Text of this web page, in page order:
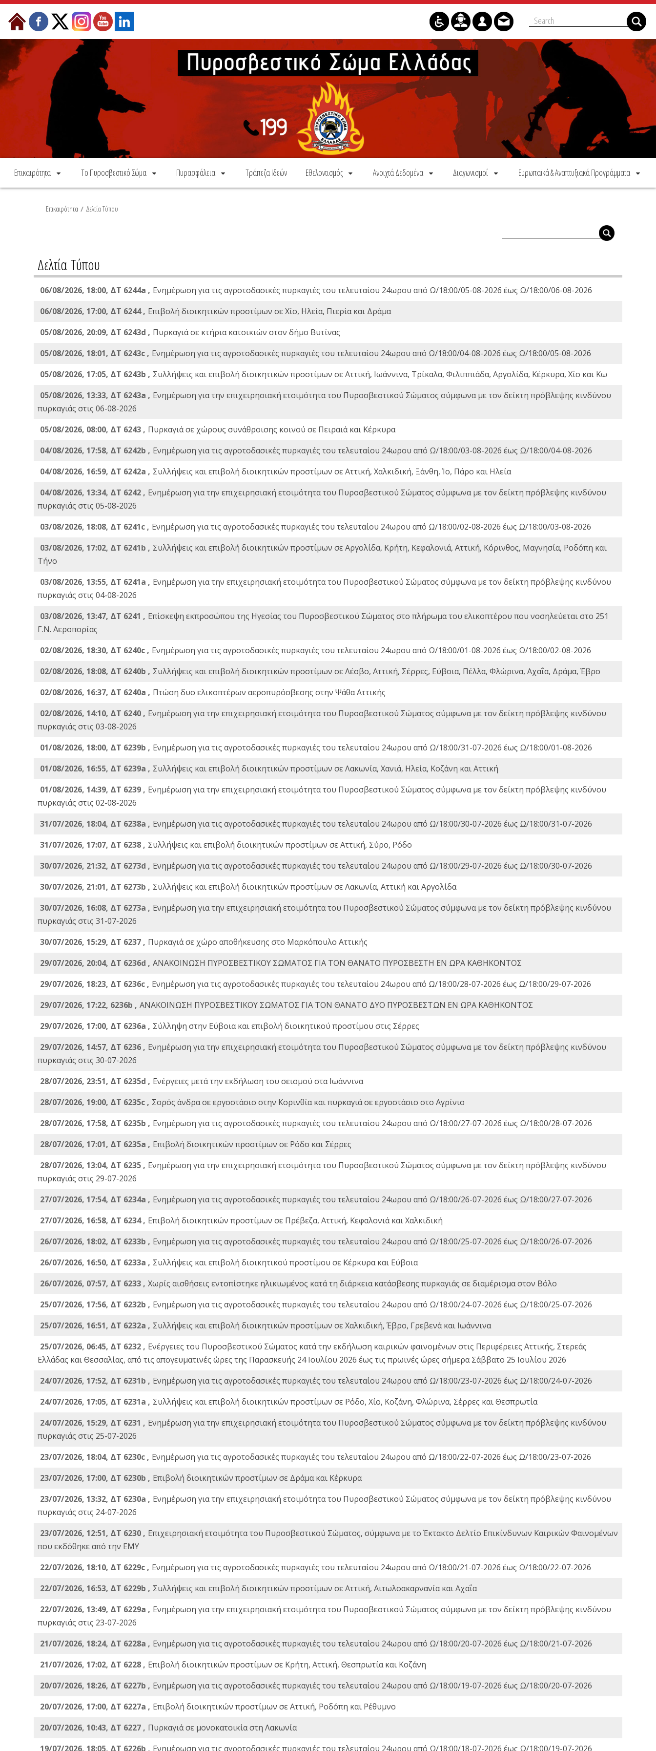
Skip to Content
Επικαιρότητα Το Πυροσβεστικό Σώμα Πυρασφάλεια Τράπεζα Ιδεών Εθελοντισμός Ανοιχτά Δεδομένα Διαγωνισμοί Ευρωπαϊκά & Αναπτυξιακά Προγράμματα
Επικαιρότητα / Δελτία Τύπου
Δελτία Τύπου
06/08/2026, 18:00, ΔΤ 6244a , Ενημέρωση για τις αγροτοδασικές πυρκαγιές του τελευταίου 24ωρου από Ω/18:00/05-08-2026 έως Ω/18:00/06-08-2026
06/08/2026, 17:00, ΔΤ 6244 , Επιβολή διοικητικών προστίμων σε Χίο, Ηλεία, Πιερία και Δράμα
05/08/2026, 20:09, ΔΤ 6243d , Πυρκαγιά σε κτήρια κατοικιών στον δήμο Βυτίνας
05/08/2026, 18:01, ΔΤ 6243c , Ενημέρωση για τις αγροτοδασικές πυρκαγιές του τελευταίου 24ωρου από Ω/18:00/04-08-2026 έως Ω/18:00/05-08-2026
05/08/2026, 17:05, ΔΤ 6243b , Συλλήψεις και επιβολή διοικητικών προστίμων σε Αττική, Ιωάννινα, Τρίκαλα, Φιλιππιάδα, Αργολίδα, Κέρκυρα, Χίο και Κω
05/08/2026, 13:33, ΔΤ 6243a , Ενημέρωση για την επιχειρησιακή ετοιμότητα του Πυροσβεστικού Σώματος σύμφωνα με τον δείκτη πρόβλεψης κινδύνου
πυρκαγιάς στις 06-08-2026
05/08/2026, 08:00, ΔΤ 6243 , Πυρκαγιά σε χώρους συνάθροισης κοινού σε Πειραιά και Κέρκυρα
04/08/2026, 17:58, ΔΤ 6242b , Ενημέρωση για τις αγροτοδασικές πυρκαγιές του τελευταίου 24ωρου από Ω/18:00/03-08-2026 έως Ω/18:00/04-08-2026
04/08/2026, 16:59, ΔΤ 6242a , Συλλήψεις και επιβολή διοικητικών προστίμων σε Αττική, Χαλκιδική, Ξάνθη, Ίο, Πάρο και Ηλεία
04/08/2026, 13:34, ΔΤ 6242 , Ενημέρωση για την επιχειρησιακή ετοιμότητα του Πυροσβεστικού Σώματος σύμφωνα με τον δείκτη πρόβλεψης κινδύνου
πυρκαγιάς στις 05-08-2026
03/08/2026, 18:08, ΔΤ 6241c , Ενημέρωση για τις αγροτοδασικές πυρκαγιές του τελευταίου 24ωρου από Ω/18:00/02-08-2026 έως Ω/18:00/03-08-2026
03/08/2026, 17:02, ΔΤ 6241b , Συλλήψεις και επιβολή διοικητικών προστίμων σε Αργολίδα, Κρήτη, Κεφαλονιά, Αττική, Κόρινθος, Μαγνησία, Ροδόπη και
Τήνο
03/08/2026, 13:55, ΔΤ 6241a , Ενημέρωση για την επιχειρησιακή ετοιμότητα του Πυροσβεστικού Σώματος σύμφωνα με τον δείκτη πρόβλεψης κινδύνου
πυρκαγιάς στις 04-08-2026
03/08/2026, 13:47, ΔΤ 6241 , Επίσκεψη εκπροσώπου της Ηγεσίας του Πυροσβεστικού Σώματος στο πλήρωμα του ελικοπτέρου που νοσηλεύεται στο 251
Γ.Ν. Αεροπορίας
02/08/2026, 18:30, ΔΤ 6240c , Ενημέρωση για τις αγροτοδασικές πυρκαγιές του τελευταίου 24ωρου από Ω/18:00/01-08-2026 έως Ω/18:00/02-08-2026
02/08/2026, 18:08, ΔΤ 6240b , Συλλήψεις και επιβολή διοικητικών προστίμων σε Λέσβο, Αττική, Σέρρες, Εύβοια, Πέλλα, Φλώρινα, Αχαΐα, Δράμα, Έβρο
02/08/2026, 16:37, ΔΤ 6240a , Πτώση δυο ελικοπτέρων αεροπυρόσβεσης στην Ψάθα Αττικής
02/08/2026, 14:10, ΔΤ 6240 , Ενημέρωση για την επιχειρησιακή ετοιμότητα του Πυροσβεστικού Σώματος σύμφωνα με τον δείκτη πρόβλεψης κινδύνου
πυρκαγιάς στις 03-08-2026
01/08/2026, 18:00, ΔΤ 6239b , Ενημέρωση για τις αγροτοδασικές πυρκαγιές του τελευταίου 24ωρου από Ω/18:00/31-07-2026 έως Ω/18:00/01-08-2026
01/08/2026, 16:55, ΔΤ 6239a , Συλλήψεις και επιβολή διοικητικών προστίμων σε Λακωνία, Χανιά, Ηλεία, Κοζάνη και Αττική
01/08/2026, 14:39, ΔΤ 6239 , Ενημέρωση για την επιχειρησιακή ετοιμότητα του Πυροσβεστικού Σώματος σύμφωνα με τον δείκτη πρόβλεψης κινδύνου
πυρκαγιάς στις 02-08-2026
31/07/2026, 18:04, ΔΤ 6238a , Ενημέρωση για τις αγροτοδασικές πυρκαγιές του τελευταίου 24ωρου από Ω/18:00/30-07-2026 έως Ω/18:00/31-07-2026
31/07/2026, 17:07, ΔΤ 6238 , Συλλήψεις και επιβολή διοικητικών προστίμων σε Αττική, Σύρο, Ρόδο
30/07/2026, 21:32, ΔΤ 6273d , Ενημέρωση για τις αγροτοδασικές πυρκαγιές του τελευταίου 24ωρου από Ω/18:00/29-07-2026 έως Ω/18:00/30-07-2026
30/07/2026, 21:01, ΔΤ 6273b , Συλλήψεις και επιβολή διοικητικών προστίμων σε Λακωνία, Αττική και Αργολίδα
30/07/2026, 16:08, ΔΤ 6273a , Ενημέρωση για την επιχειρησιακή ετοιμότητα του Πυροσβεστικού Σώματος σύμφωνα με τον δείκτη πρόβλεψης κινδύνου
πυρκαγιάς στις 31-07-2026
30/07/2026, 15:29, ΔΤ 6237 , Πυρκαγιά σε χώρο αποθήκευσης στο Μαρκόπουλο Αττικής
29/07/2026, 20:04, ΔΤ 6236d , ΑΝΑΚΟΙΝΩΣΗ ΠΥΡΟΣΒΕΣΤΙΚΟΥ ΣΩΜΑΤΟΣ ΓΙΑ ΤΟΝ ΘΑΝΑΤΟ ΠΥΡΟΣΒΕΣΤΗ ΕΝ ΩΡΑ ΚΑΘΗΚΟΝΤΟΣ
29/07/2026, 18:23, ΔΤ 6236c , Ενημέρωση για τις αγροτοδασικές πυρκαγιές του τελευταίου 24ωρου από Ω/18:00/28-07-2026 έως Ω/18:00/29-07-2026
29/07/2026, 17:22, 6236b , ΑΝΑΚΟΙΝΩΣΗ ΠΥΡΟΣΒΕΣΤΙΚΟΥ ΣΩΜΑΤΟΣ ΓΙΑ ΤΟΝ ΘΑΝΑΤΟ ΔΥΟ ΠΥΡΟΣΒΕΣΤΩΝ ΕΝ ΩΡΑ ΚΑΘΗΚΟΝΤΟΣ
29/07/2026, 17:00, ΔΤ 6236a , Σύλληψη στην Εύβοια και επιβολή διοικητικού προστίμου στις Σέρρες
29/07/2026, 14:57, ΔΤ 6236 , Ενημέρωση για την επιχειρησιακή ετοιμότητα του Πυροσβεστικού Σώματος σύμφωνα με τον δείκτη πρόβλεψης κινδύνου
πυρκαγιάς στις 30-07-2026
28/07/2026, 23:51, ΔΤ 6235d , Ενέργειες μετά την εκδήλωση του σεισμού στα Ιωάννινα
28/07/2026, 19:00, ΔΤ 6235c , Σορός άνδρα σε εργοστάσιο στην Κορινθία και πυρκαγιά σε εργοστάσιο στο Αγρίνιο
28/07/2026, 17:58, ΔΤ 6235b , Ενημέρωση για τις αγροτοδασικές πυρκαγιές του τελευταίου 24ωρου από Ω/18:00/27-07-2026 έως Ω/18:00/28-07-2026
28/07/2026, 17:01, ΔΤ 6235a , Eπιβολή διοικητικών προστίμων σε Ρόδο και Σέρρες
28/07/2026, 13:04, ΔΤ 6235 , Ενημέρωση για την επιχειρησιακή ετοιμότητα του Πυροσβεστικού Σώματος σύμφωνα με τον δείκτη πρόβλεψης κινδύνου
πυρκαγιάς στις 29-07-2026
27/07/2026, 17:54, ΔΤ 6234a , Ενημέρωση για τις αγροτοδασικές πυρκαγιές του τελευταίου 24ωρου από Ω/18:00/26-07-2026 έως Ω/18:00/27-07-2026
27/07/2026, 16:58, ΔΤ 6234 , Eπιβολή διοικητικών προστίμων σε Πρέβεζα, Αττική, Κεφαλονιά και Χαλκιδική
26/07/2026, 18:02, ΔΤ 6233b , Ενημέρωση για τις αγροτοδασικές πυρκαγιές του τελευταίου 24ωρου από Ω/18:00/25-07-2026 έως Ω/18:00/26-07-2026
26/07/2026, 16:50, ΔΤ 6233a , Συλλήψεις και επιβολή διοικητικού προστίμου σε Κέρκυρα και Εύβοια
26/07/2026, 07:57, ΔΤ 6233 , Χωρίς αισθήσεις εντοπίστηκε ηλικιωμένος κατά τη διάρκεια κατάσβεσης πυρκαγιάς σε διαμέρισμα στον Βόλο
25/07/2026, 17:56, ΔΤ 6232b , Ενημέρωση για τις αγροτοδασικές πυρκαγιές του τελευταίου 24ωρου από Ω/18:00/24-07-2026 έως Ω/18:00/25-07-2026
25/07/2026, 16:51, ΔΤ 6232a , Συλλήψεις και επιβολή διοικητικών προστίμων σε Χαλκιδική, Έβρο, Γρεβενά και Ιωάννινα
25/07/2026, 06:45, ΔΤ 6232 , Ενέργειες του Πυροσβεστικού Σώματος κατά την εκδήλωση καιρικών φαινομένων στις Περιφέρειες Αττικής, Στερεάς
Ελλάδας και Θεσσαλίας, από τις απογευματινές ώρες της Παρασκευής 24 Ιουλίου 2026 έως τις πρωινές ώρες σήμερα Σάββατο 25 Ιουλίου 2026
24/07/2026, 17:52, ΔΤ 6231b , Ενημέρωση για τις αγροτοδασικές πυρκαγιές του τελευταίου 24ωρου από Ω/18:00/23-07-2026 έως Ω/18:00/24-07-2026
24/07/2026, 17:05, ΔΤ 6231a , Συλλήψεις και επιβολή διοικητικών προστίμων σε Ρόδο, Χίο, Κοζάνη, Φλώρινα, Σέρρες και Θεσπρωτία
24/07/2026, 15:29, ΔΤ 6231 , Ενημέρωση για την επιχειρησιακή ετοιμότητα του Πυροσβεστικού Σώματος σύμφωνα με τον δείκτη πρόβλεψης κινδύνου
πυρκαγιάς στις 25-07-2026
23/07/2026, 18:04, ΔΤ 6230c , Ενημέρωση για τις αγροτοδασικές πυρκαγιές του τελευταίου 24ωρου από Ω/18:00/22-07-2026 έως Ω/18:00/23-07-2026
23/07/2026, 17:00, ΔΤ 6230b , Επιβολή διοικητικών προστίμων σε Δράμα και Κέρκυρα
23/07/2026, 13:32, ΔΤ 6230a , Ενημέρωση για την επιχειρησιακή ετοιμότητα του Πυροσβεστικού Σώματος σύμφωνα με τον δείκτη πρόβλεψης κινδύνου
πυρκαγιάς στις 24-07-2026
23/07/2026, 12:51, ΔΤ 6230 , Επιχειρησιακή ετοιμότητα του Πυροσβεστικού Σώματος, σύμφωνα με το Έκτακτο Δελτίο Επικίνδυνων Καιρικών Φαινομένων
που εκδόθηκε από την ΕΜΥ
22/07/2026, 18:10, ΔΤ 6229c , Ενημέρωση για τις αγροτοδασικές πυρκαγιές του τελευταίου 24ωρου από Ω/18:00/21-07-2026 έως Ω/18:00/22-07-2026
22/07/2026, 16:53, ΔΤ 6229b , Σuλλήψεις και επιβολή διοικητικών προστίμων σε Αττική, Αιτωλοακαρνανία και Αχαΐα
22/07/2026, 13:49, ΔΤ 6229a , Ενημέρωση για την επιχειρησιακή ετοιμότητα του Πυροσβεστικού Σώματος σύμφωνα με τον δείκτη πρόβλεψης κινδύνου
πυρκαγιάς στις 23-07-2026
21/07/2026, 18:24, ΔΤ 6228a , Ενημέρωση για τις αγροτοδασικές πυρκαγιές του τελευταίου 24ωρου από Ω/18:00/20-07-2026 έως Ω/18:00/21-07-2026
21/07/2026, 17:02, ΔΤ 6228 , Επιβολή διοικητικών προστίμων σε Κρήτη, Αττική, Θεσπρωτία και Κοζάνη
20/07/2026, 18:26, ΔΤ 6227b , Ενημέρωση για τις αγροτοδασικές πυρκαγιές του τελευταίου 24ωρου από Ω/18:00/19-07-2026 έως Ω/18:00/20-07-2026
20/07/2026, 17:00, ΔΤ 6227a , Επιβολή διοικητικών προστίμων σε Αττική, Ροδόπη και Ρέθυμνο
20/07/2026, 10:43, ΔΤ 6227 , Πυρκαγιά σε μονοκατοικία στη Λακωνία
19/07/2026, 18:05, ΔΤ 6226b , Ενημέρωση για τις αγροτοδασικές πυρκαγιές του τελευταίου 24ωρου από Ω/18:00/18-07-2026 έως Ω/18:00/19-07-2026